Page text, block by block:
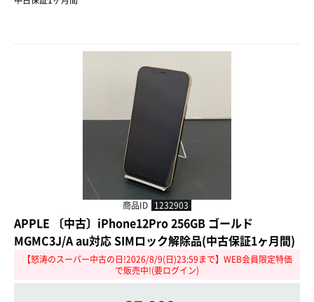
商品ID 1232903
APPLE 〔中古〕iPhone12Pro 256GB ゴールド
MGMC3J/A au対応 SIMロック解除品(中古保証1ヶ月間)
【怒涛のスーパー中古の日!2026/8/9(日)23:59まで】WEB会員限定特価
で販売中!(要ログイン)